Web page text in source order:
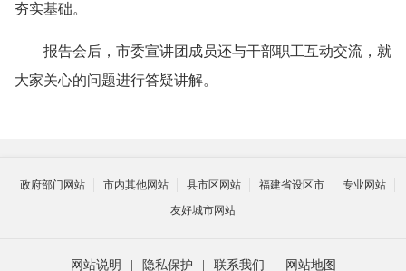
夯实基础。
报告会后，市委宣讲团成员还与干部职工互动交流，就
大家关心的问题进行答疑讲解。
政府部门网站 市内其他网站 县市区网站 福建省设区市
专业网站
友好城市网站
网站说明 隐私保护 联系我们 网站地图